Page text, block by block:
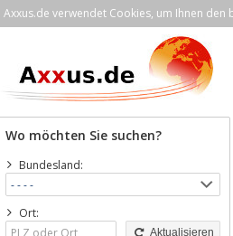
Axxus.de verwendet Cookies, um Ihnen den
Wo möchten Sie suchen?
Bundesland:
Ort:
Aktualisieren